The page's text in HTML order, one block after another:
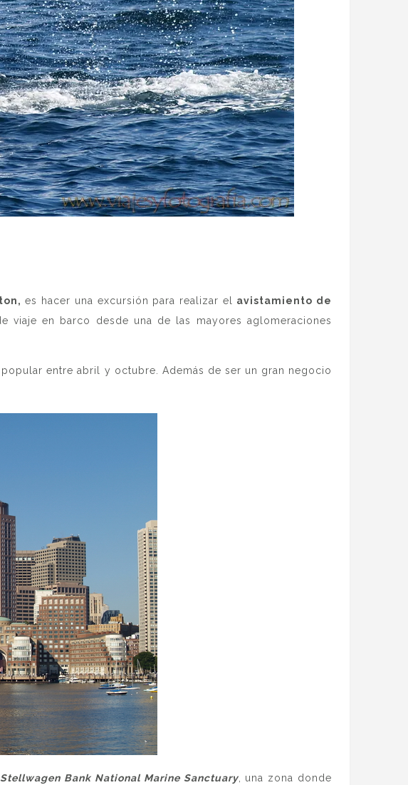
es hacer una excursión para realizar el avistamiento de
viaje en barco desde una de las mayores aglomeraciones
entre abril y octubre. Además de ser un gran negocio
Stellwagen Bank National Marine Sanctuary, una zona donde